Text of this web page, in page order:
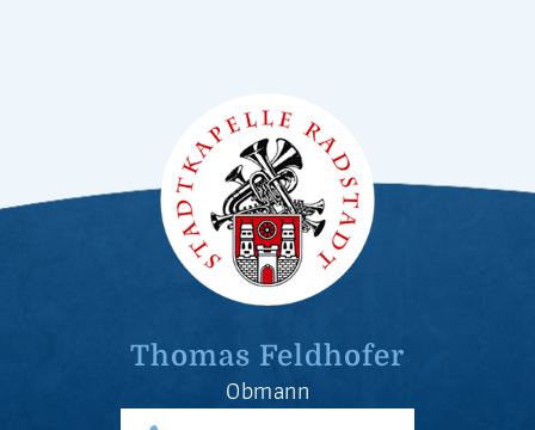
Thomas Feldhofer
Obmann